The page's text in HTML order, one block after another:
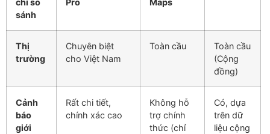
sánh
Thị
trường
Chuyên biệt
cho Việt Nam
Toàn cầu
Toàn cầu
(Cộng
đồng)
Cảnh
báo
giới
Rất chi tiết,
chính xác cao
Không hỗ
trợ chính
thức (chỉ
Có, dựa
trên dữ
liệu cộng